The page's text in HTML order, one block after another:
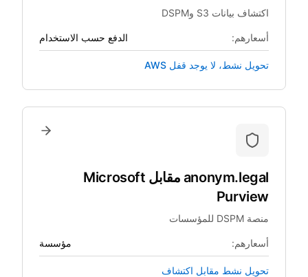
اكتشاف بيانات S3 وDSPM
أسعارهم: الدفع حسب الاستخدام
تحويل نشط، لا يوجد قفل AWS
anonym.legal مقابل Microsoft
Purview
منصة DSPM للمؤسسات
أسعارهم: مؤسسة
تحويل نشط مقابل اكتشاف